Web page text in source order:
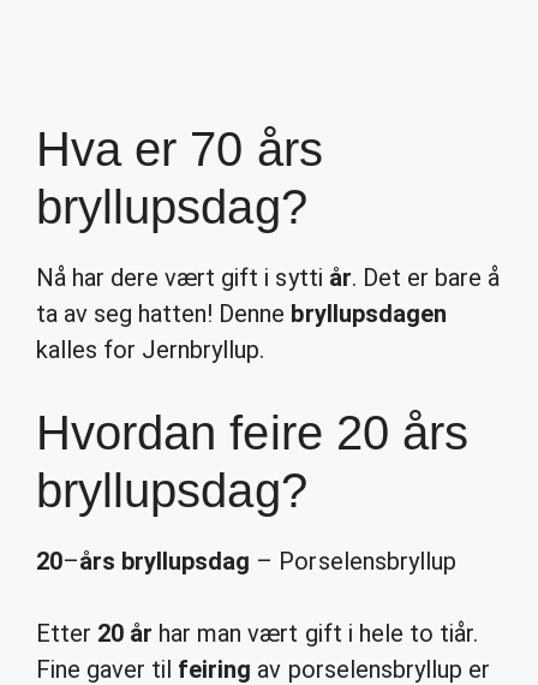
Hva er 70 års
bryllupsdag?
Nå har dere vært gift i sytti år. Det er bare å
ta av seg hatten! Denne bryllupsdagen
kalles for Jernbryllup.
Hvordan feire 20 års
bryllupsdag?
20–års bryllupsdag – Porselensbryllup
Etter 20 år har man vært gift i hele to tiår.
Fine gaver til feiring av porselensbryllup er